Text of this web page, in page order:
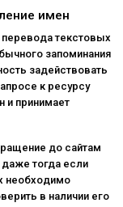
имен
текстовых
запоминания
задействовать
к ресурсу
и принимает
до сайтам
тогда если
необходимо
в наличии его